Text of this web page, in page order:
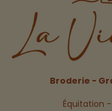
Broderie -
Équitation